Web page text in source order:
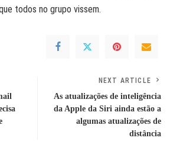
todos no grupo vissem.
NEXT ARTICLE
As atualizações de inteligência
da Apple da Siri ainda estão a
algumas atualizações de
distância